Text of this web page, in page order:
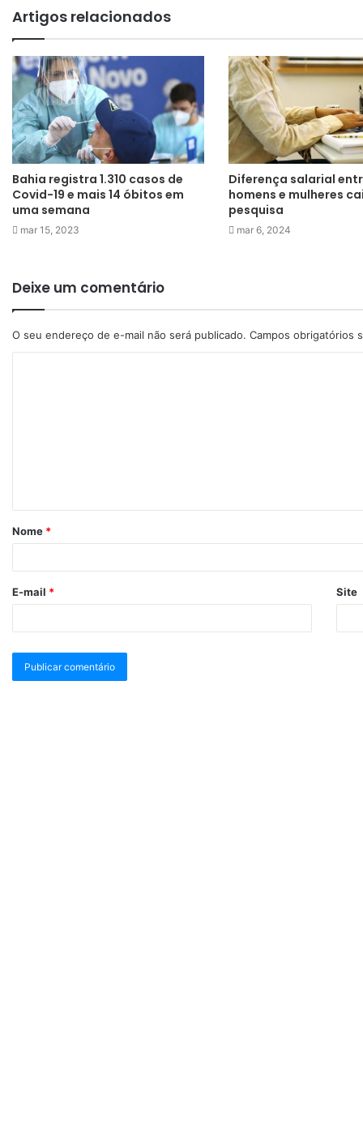
Artigos relacionados
Bahia registra 1.310 casos de
Covid-19 e mais 14 óbitos em
uma semana
mar 15, 2023
Diferença salarial
homens e mulheres
pesquisa
mar 6, 2024
Deixe um comentário
O seu endereço de e-mail não será publicado. Campos obrigatórios
Nome *
E-mail * Site